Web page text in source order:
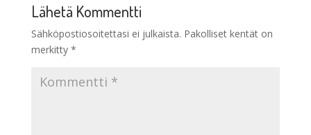
Lähetä Kommentti
Sähköpostiosoitettasi ei julkaista. Pakolliset kentät on
merkitty *